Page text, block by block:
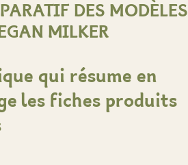
DES MODÈLES
MILKER